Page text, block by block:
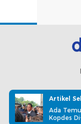
Redaksi
Info Iklan
Artikel
Ada
Kopdes